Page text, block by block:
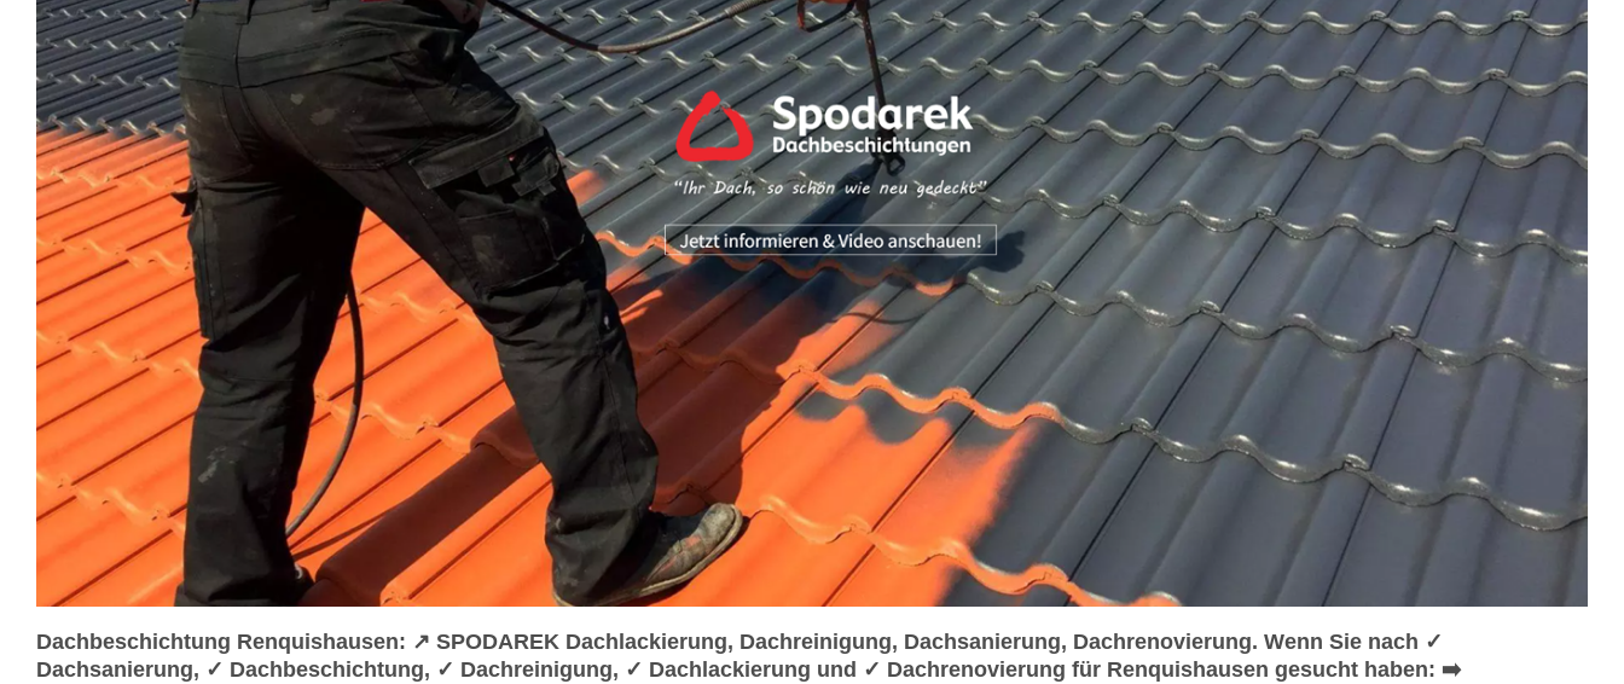
Dachbeschichtung Renquishausen: ↗️ SPODAREK Dachlackierung, Dachreinigung, Dachsanierung, Dachrenovierung. Wenn Sie nach ✓
Dachsanierung, ✓ Dachbeschichtung, ✓ Dachreinigung, ✓ Dachlackierung und ✓ Dachrenovierung für Renquishausen gesucht haben: ➡️